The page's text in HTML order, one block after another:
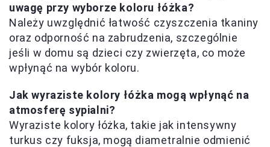
uwagę przy wyborze koloru łóżka?
Należy uwzględnić łatwość czyszczenia tkaniny
oraz odporność na zabrudzenia, szczególnie
jeśli w domu są dzieci czy zwierzęta, co może
wpłynąć na wybór koloru.
Jak wyraziste kolory łóżka mogą wpłynąć na
atmosferę sypialni?
Wyraziste kolory łóżka, takie jak intensywny
turkus czy fuksja, mogą diametralnie odmienić